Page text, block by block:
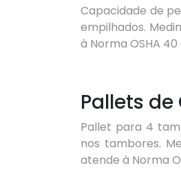
Capacidade de
empilhados.
à Norma OSHA 40
Pallets
Pallet para 4
nos tambores.
atende à Norma